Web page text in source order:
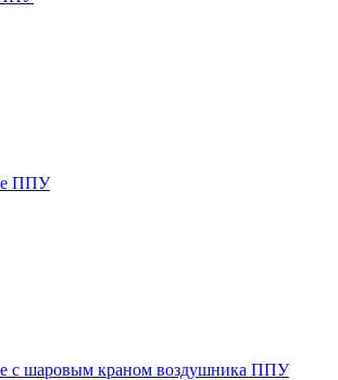
ППУ
с шаровым краном воздушника ППУ